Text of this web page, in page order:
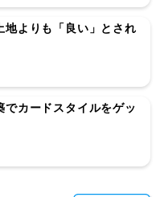
地よりも「良い」とされ
でカードスタイルをゲッ